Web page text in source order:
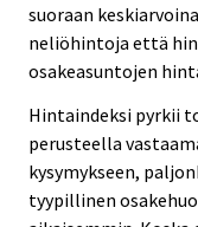
suoraan
neliöhintoja että
osakeasuntojen
Hintaindeksi pyrkii
perusteella
kysymykseen,
tyypillinen